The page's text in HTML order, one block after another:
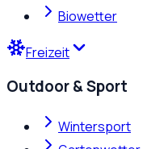
Biowetter
Freizeit
Outdoor & Sport
Wintersport